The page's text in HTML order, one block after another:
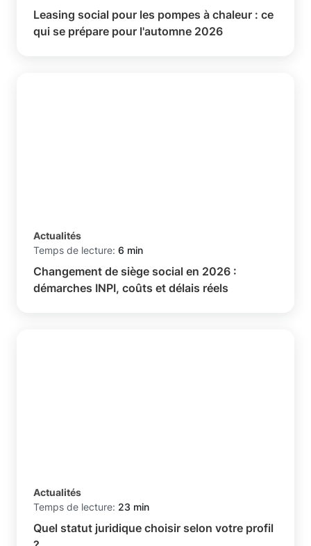
Leasing social pour les pompes à chaleur : ce
qui se prépare pour l'automne 2026
Actualités
Temps de lecture: 6 min
Changement de siège social en 2026 :
démarches INPI, coûts et délais réels
Actualités
Temps de lecture: 23 min
Quel statut juridique choisir selon votre profil